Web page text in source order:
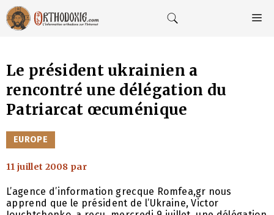
Aller
au
contenu
Le président ukrainien a
rencontré une délégation du
Patriarcat œcuménique
CATÉGORIES
EUROPE
11 juillet 2008 par
L’agence d’information grecque Romfea,gr nous
apprend que le président de l’Ukraine, Victor